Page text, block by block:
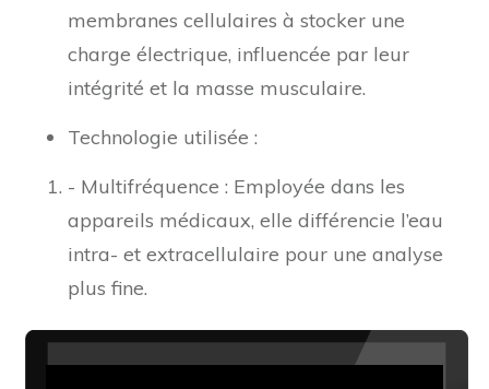
membranes cellulaires à stocker une
charge électrique, influencée par leur
intégrité et la masse musculaire.
Technologie utilisée :
- Multifréquence : Employée dans les
appareils médicaux, elle différencie l’eau
intra- et extracellulaire pour une analyse
plus fine.